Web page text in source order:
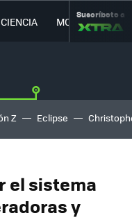
CIENCIA MOVILIDAD
Suscríbete a
Z Eclipse
el sistema
y